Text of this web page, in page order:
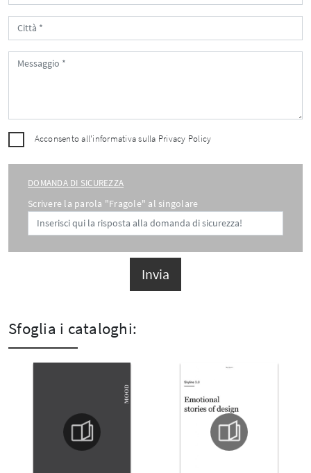
Acconsento all'informativa sulla Privacy Policy
DOMANDA DI SICUREZZA
Scrivere la parola "Fragole" al singolare
Invia
Sfoglia i cataloghi: